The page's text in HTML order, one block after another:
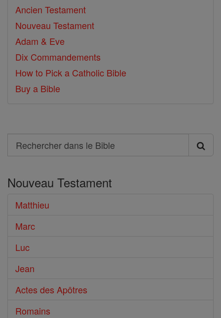
Ancien Testament
Nouveau Testament
Adam & Eve
Dix Commandements
How to Pick a Catholic Bible
Buy a Bible
Search
Rechercher
le
Bible
Nouveau Testament
Matthieu
Marc
Luc
Jean
Actes des Apôtres
Romains